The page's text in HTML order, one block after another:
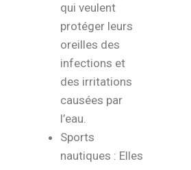
qui veulent
protéger leurs
oreilles des
infections et
des irritations
causées par
l’eau.
Sports
nautiques : Elles